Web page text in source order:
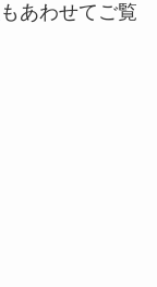
もあわせてご覧